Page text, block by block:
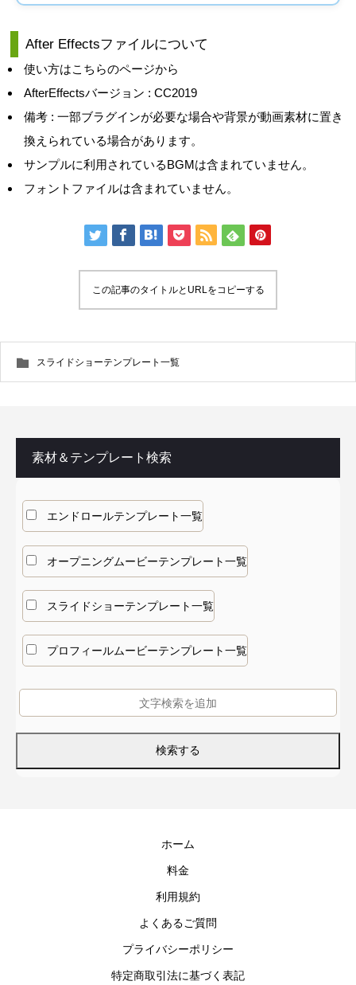
After Effectsファイルについて
使い方はこちらのページから
AfterEffectsバージョン : CC2019
備考 : 一部ブラグインが必要な場合や背景が動画素材に置き
換えられている場合があります。
サンプルに利用されているBGMは含まれていません。
フォントファイルは含まれていません。
この記事のタイトルとURLをコピーする
スライドショーテンプレート一覧
素材＆テンプレート検索
エンドロールテンプレート一覧
オープニングムービーテンプレート一覧
スライドショーテンプレート一覧
プロフィールムービーテンプレート一覧
ホーム
料金
利用規約
よくあるご質問
プライバシーポリシー
特定商取引法に基づく表記